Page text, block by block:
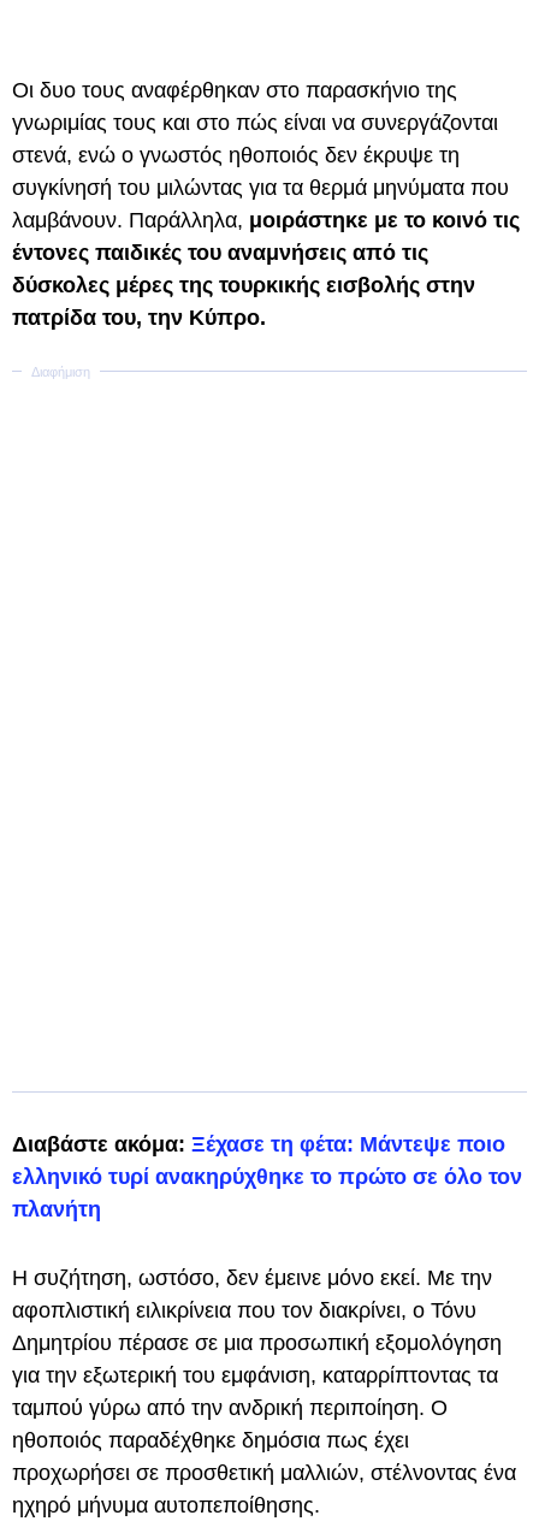
Οι δυο τους αναφέρθηκαν στο παρασκήνιο της
γνωριμίας τους και στο πώς είναι να συνεργάζονται
στενά, ενώ ο γνωστός ηθοποιός δεν έκρυψε τη
συγκίνησή του μιλώντας για τα θερμά μηνύματα που
λαμβάνουν. Παράλληλα, μοιράστηκε με το κοινό τις
έντονες παιδικές του αναμνήσεις από τις
δύσκολες μέρες της τουρκικής εισβολής στην
πατρίδα του, την Κύπρο.
Διαβάστε ακόμα: Ξέχασε τη φέτα: Μάντεψε ποιο
ελληνικό τυρί ανακηρύχθηκε το πρώτο σε όλο τον
πλανήτη
Η συζήτηση, ωστόσο, δεν έμεινε μόνο εκεί. Με την
αφοπλιστική ειλικρίνεια που τον διακρίνει, ο Τόνυ
Δημητρίου πέρασε σε μια προσωπική εξομολόγηση
για την εξωτερική του εμφάνιση, καταρρίπτοντας τα
ταμπού γύρω από την ανδρική περιποίηση. Ο
ηθοποιός παραδέχθηκε δημόσια πως έχει
προχωρήσει σε προσθετική μαλλιών, στέλνοντας ένα
ηχηρό μήνυμα αυτοπεποίθησης.